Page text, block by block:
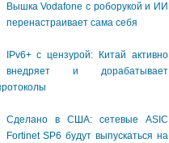
Вышка Vodafone с роборукой и ИИ
перенастраивает сама себя
IPv6+ с цензурой: Китай активно
внедряет и дорабатывает
Сделано в США: сетевые ASIC
Fortinet SP6 будут выпускаться на